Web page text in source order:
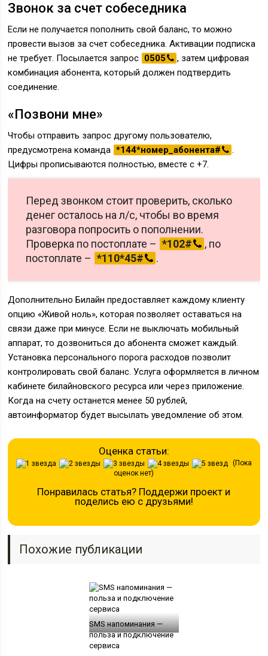
Звонок за счет собеседника
Если не получается пополнить свой баланс, то можно
провести вызов за счет собеседника. Активации подписка
не требует. Посылается запрос 0505
, затем цифровая
комбинация абонента, который должен подтвердить
соединение.
«Позвони мне»
Чтобы отправить запрос другому пользователю,
предусмотрена команда *144*номер_абонента#
.
Цифры прописываются полностью, вместе с +7.
Перед звонком стоит проверить, сколько
денег осталось на л/с, чтобы во время
разговора попросить о пополнении.
Проверка по постоплате – *102#
, по
постоплате – *110*45# .
Дополнительно Билайн предоставляет каждому клиенту
опцию «Живой ноль», которая позволяет оставаться на
связи даже при минусе. Если не выключать мобильный
аппарат, то дозвониться до абонента сможет каждый.
Установка персонального порога расходов позволит
контролировать свой баланс. Услуга оформляется в личном
кабинете билайновского ресурса или через приложение.
Когда на счету останется менее 50 рублей,
автоинформатор будет высылать уведомление об этом.
Оценка статьи:
(Пока
оценок нет)
Понравилась статья? Поддержи проект и
поделись ею с друзьями!
Похожие публикации
SMS напоминания —
польза и подключение
сервиса